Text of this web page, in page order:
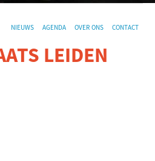
NIEUWS AGENDA OVER ONS CONTACT
LEIDEN